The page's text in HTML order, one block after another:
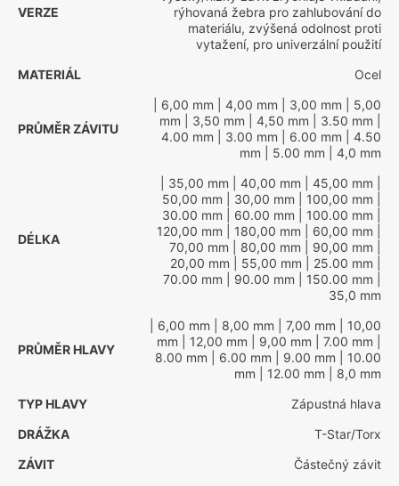
VERZE
rýhovaná žebra pro zahlubování do
materiálu, zvýšená odolnost proti
vytažení, pro univerzální použití
MATERIÁL
Ocel
PRŮMĚR ZÁVITU
| 6,00 mm | 4,00 mm | 3,00 mm | 5,00
mm | 3,50 mm | 4,50 mm | 3.50 mm
4.00 mm | 3.00 mm | 6.00 mm | 4.50
mm | 5.00 mm | 4,0 mm
DÉLKA
| 35,00 mm | 40,00 mm | 45,00 mm
50,00 mm | 30,00 mm | 100,00 mm
30.00 mm | 60.00 mm | 100.00 mm
120,00 mm | 180,00 mm | 60,00 mm
70,00 mm | 80,00 mm | 90,00 mm
20,00 mm | 55,00 mm | 25.00 mm
70.00 mm | 90.00 mm | 150.00 mm
35,0 mm
PRŮMĚR HLAVY
| 6,00 mm | 8,00 mm | 7,00 mm | 10,00
mm | 12,00 mm | 9,00 mm | 7.00 mm
8.00 mm | 6.00 mm | 9.00 mm | 10.00
mm | 12.00 mm | 8,0 mm
TYP HLAVY
Zápustná hlava
DRÁŽKA
T-Star/Torx
ZÁVIT
Částečný závit